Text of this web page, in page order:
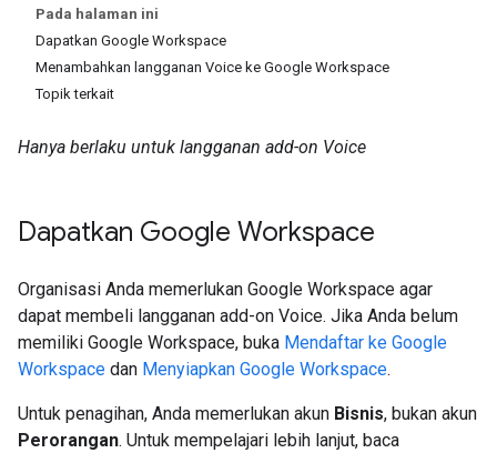
Pada halaman ini
Dapatkan Google Workspace
Menambahkan langganan Voice ke Google Workspace
Topik terkait
Hanya berlaku untuk langganan add-on Voice
Dapatkan Google Workspace
Organisasi Anda memerlukan Google Workspace agar
dapat membeli langganan add-on Voice. Jika Anda belum
memiliki Google Workspace, buka Mendaftar ke Google
Workspace dan Menyiapkan Google Workspace.
Untuk penagihan, Anda memerlukan akun Bisnis, bukan akun
Perorangan. Untuk mempelajari lebih lanjut, baca